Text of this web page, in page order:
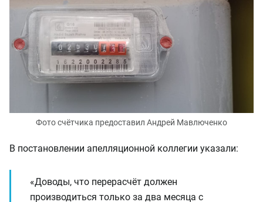
Фото счётчика предоставил Андрей Мавлюченко
В постановлении апелляционной коллегии указали:
«Доводы, что перерасчёт должен
производиться только за два месяца с